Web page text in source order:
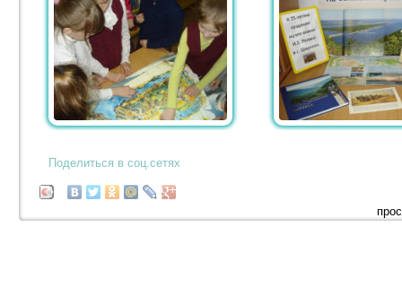
Поделиться в соц.сетях